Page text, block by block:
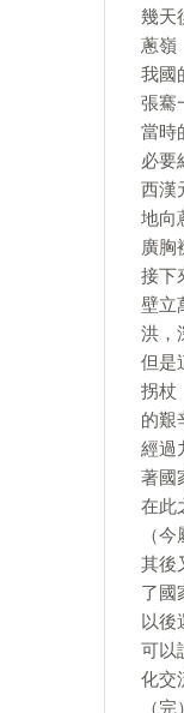
幾天
蔥嶺
我國
張騫
當時
必要
西漢
地向
廣胸
接下
壁立
洪，
但是
拐杖
的艱
經過
著國
在此
（
其後
了國
以後
可以
化交
（完）